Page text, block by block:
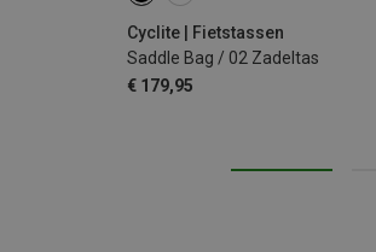
Cyclite | Fietstassen
Saddle Bag / 02 Zadeltas
€ 179,95